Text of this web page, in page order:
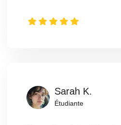
Sarah K.
Étudiante